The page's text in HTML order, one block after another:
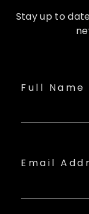
Stay up to
Full Name
Email